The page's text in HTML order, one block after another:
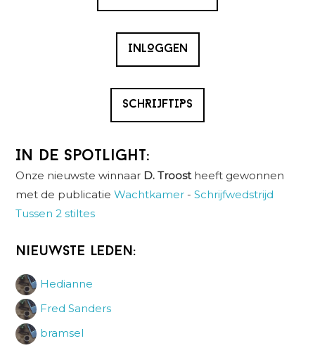
INLOGGEN
SCHRIJFTIPS
In de spotlight:
Onze nieuwste winnaar D. Troost heeft gewonnen
met de publicatieWachtkamer -Schrijfwedstrijd
Tussen 2 stiltes
Nieuwste leden:
Hedianne
Fred Sanders
bramsel